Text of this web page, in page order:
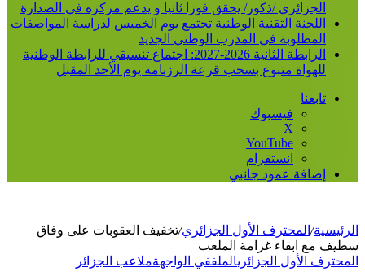
الجزائري /ذكور/ يحقق فوزا ثانيا و يدعم مركزه في الصدارة
اللجنة التقنية الوطنية تجتمع يوم الخميس لدراسة المواصفات
المطلوبة في المدرب الوطني الجديد
الرابطة الثانية 2026-2027: اجتماع تنسيقي للرابطة الوطنية
للهواة متبوع بسحب قرعة الرزنامة يوم الأحد المقبل
تابعنا
فيسبوك
‫X
‫YouTube
انستقرام
إضافة عمود جانبي
الرئيسية/ المحترف الأول الجزائري/تخفيف العقوبات على وفاق
سطيف مع ابقاء غرامة الملعب
المحترف الأول الجزائريالملففي الواجهةملاعب الجزائر